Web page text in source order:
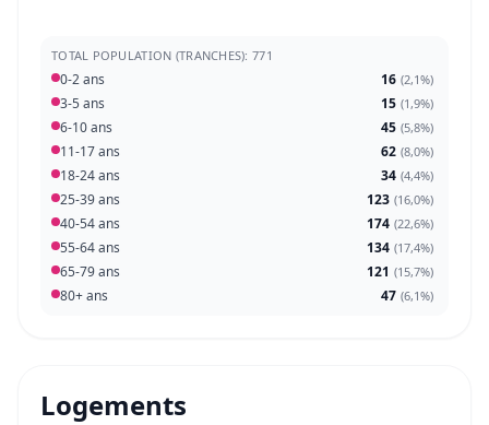
TOTAL POPULATION (TRANCHES): 771
0-2 ans 16 (2,1%)
3-5 ans 15 (1,9%)
6-10 ans 45 (5,8%)
11-17 ans 62 (8,0%)
18-24 ans 34 (4,4%)
25-39 ans 123 (16,0%)
40-54 ans 174 (22,6%)
55-64 ans 134 (17,4%)
65-79 ans 121 (15,7%)
80+ ans 47 (6,1%)
Logements